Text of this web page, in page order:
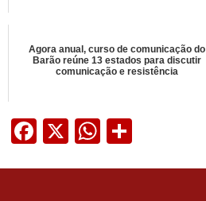
Agora anual, curso de comunicação do
Barão reúne 13 estados para discutir
comunicação e resistência
Facebook
X WhatsApp